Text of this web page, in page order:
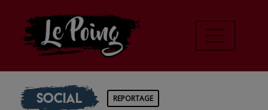
Social REPORTAGE